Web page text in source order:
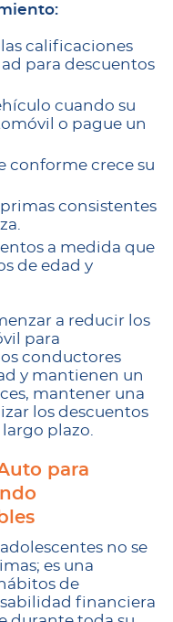
calificaciones
para descuentos
cuando su
o pague un
conforme crece su
consistentes
a medida que
de edad y
a reducir los
para
conductores
y mantienen un
mantener una
los descuentos
plazo.
para
no se
es una
de
financiera